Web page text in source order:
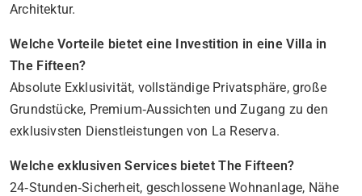
Architektur.
Welche Vorteile bietet eine Investition in eine Villa in
The Fifteen?
Absolute Exklusivität, vollständige Privatsphäre, große
Grundstücke, Premium‑Aussichten und Zugang zu den
exklusivsten Dienstleistungen von La Reserva.
Welche exklusiven Services bietet The Fifteen?
24‑Stunden‑Sicherheit, geschlossene Wohnanlage, Nähe